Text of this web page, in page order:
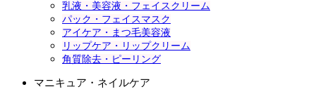
乳液・美容液・フェイスクリーム
パック・フェイスマスク
アイケア・まつ毛美容液
リップケア・リップクリーム
角質除去・ピーリング
マニキュア・ネイルケア